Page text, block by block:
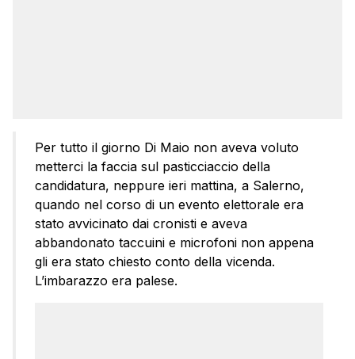
Per tutto il giorno Di Maio non aveva voluto
metterci la faccia sul pasticciaccio della
candidatura, neppure ieri mattina, a Salerno,
quando nel corso di un evento elettorale era
stato avvicinato dai cronisti e aveva
abbandonato taccuini e microfoni non appena
gli era stato chiesto conto della vicenda.
L’imbarazzo era palese.